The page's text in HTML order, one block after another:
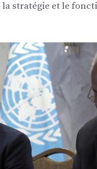
stratégie et le